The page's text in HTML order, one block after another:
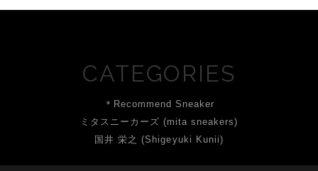
CATEGORIES
＊Recommend Sneaker
ミタスニーカーズ (mita sneakers)
国井 栄之 (Shigeyuki Kunii)